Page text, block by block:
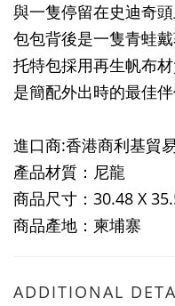
與一隻停留在史迪奇
包包背後是一隻青蛙
托特包採用再生帆布
是簡配外出時的最佳伴
進口商:香港商利基貿
產品材質：尼龍
商品尺寸：30.48 X
商品產地：柬埔寨
ADDITIONAL